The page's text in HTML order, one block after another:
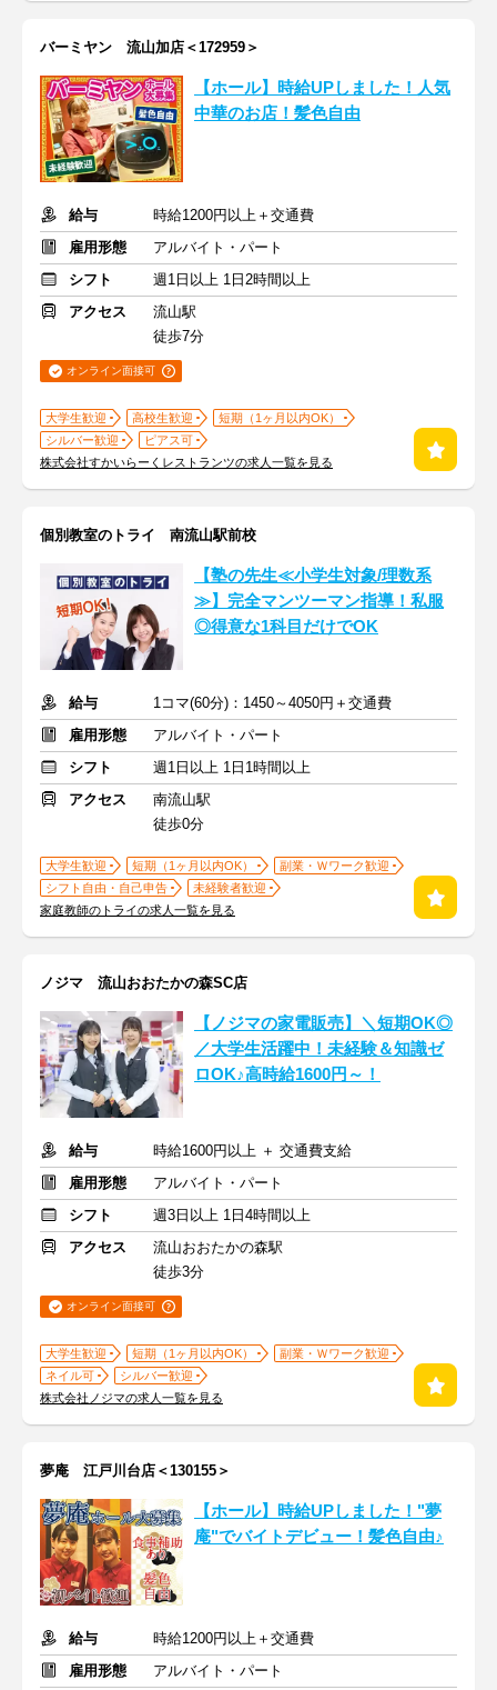
バーミヤン 流山加店＜172959＞
【ホール】時給UPしました！人気
中華のお店！髪色自由
給与
時給1200円以上＋交通費
雇用形態
アルバイト・パート
シフト
週1日以上 1日2時間以上
アクセス
流山駅
徒歩7分
オンライン面接可
大学生歓迎 高校生歓迎
短期（1ヶ月以内OK）
シルバー歓迎
ピアス可
株式会社すかいらーくレストランツの求人一覧を見る
個別教室のトライ 南流山駅前校
【塾の先生≪小学生対象/理数系
≫】完全マンツーマン指導！私服
◎得意な1科目だけでOK
給与
1コマ(60分)：1450～4050円＋交通費
雇用形態
アルバイト・パート
シフト
週1日以上 1日1時間以上
アクセス
南流山駅
徒歩0分
大学生歓迎 短期（1ヶ月以内OK）
副業・Ｗワーク歓迎
シフト自由・自己申告
未経験者歓迎
家庭教師のトライの求人一覧を見る
ノジマ 流山おおたかの森SC店
【ノジマの家電販売】＼短期OK◎
／大学生活躍中！未経験＆知識ゼ
ロOK♪高時給1600円～！
給与
時給1600円以上 ＋ 交通費支給
雇用形態
アルバイト・パート
シフト
週3日以上 1日4時間以上
アクセス
流山おおたかの森駅
徒歩3分
オンライン面接可
大学生歓迎 短期（1ヶ月以内OK）
副業・Ｗワーク歓迎
ネイル可
シルバー歓迎
株式会社ノジマの求人一覧を見る
夢庵 江戸川台店＜130155＞
【ホール】時給UPしました！"夢
庵"でバイトデビュー！髪色自由♪
給与
時給1200円以上＋交通費
雇用形態
アルバイト・パート